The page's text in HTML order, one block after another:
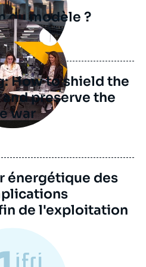
du modèle ?
How to shield the
preserve the
war
énergétique des
de l'exploitation